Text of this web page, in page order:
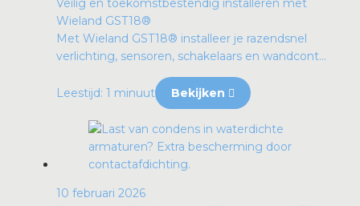
Veilig en toekomstbestendig installeren met
Wieland GST18®
Met Wieland GST18® installeer je razendsnel
verlichting, sensoren, schakelaars en wandcont...
Leestijd: 1 minuut Bekijken
10 februari 2026